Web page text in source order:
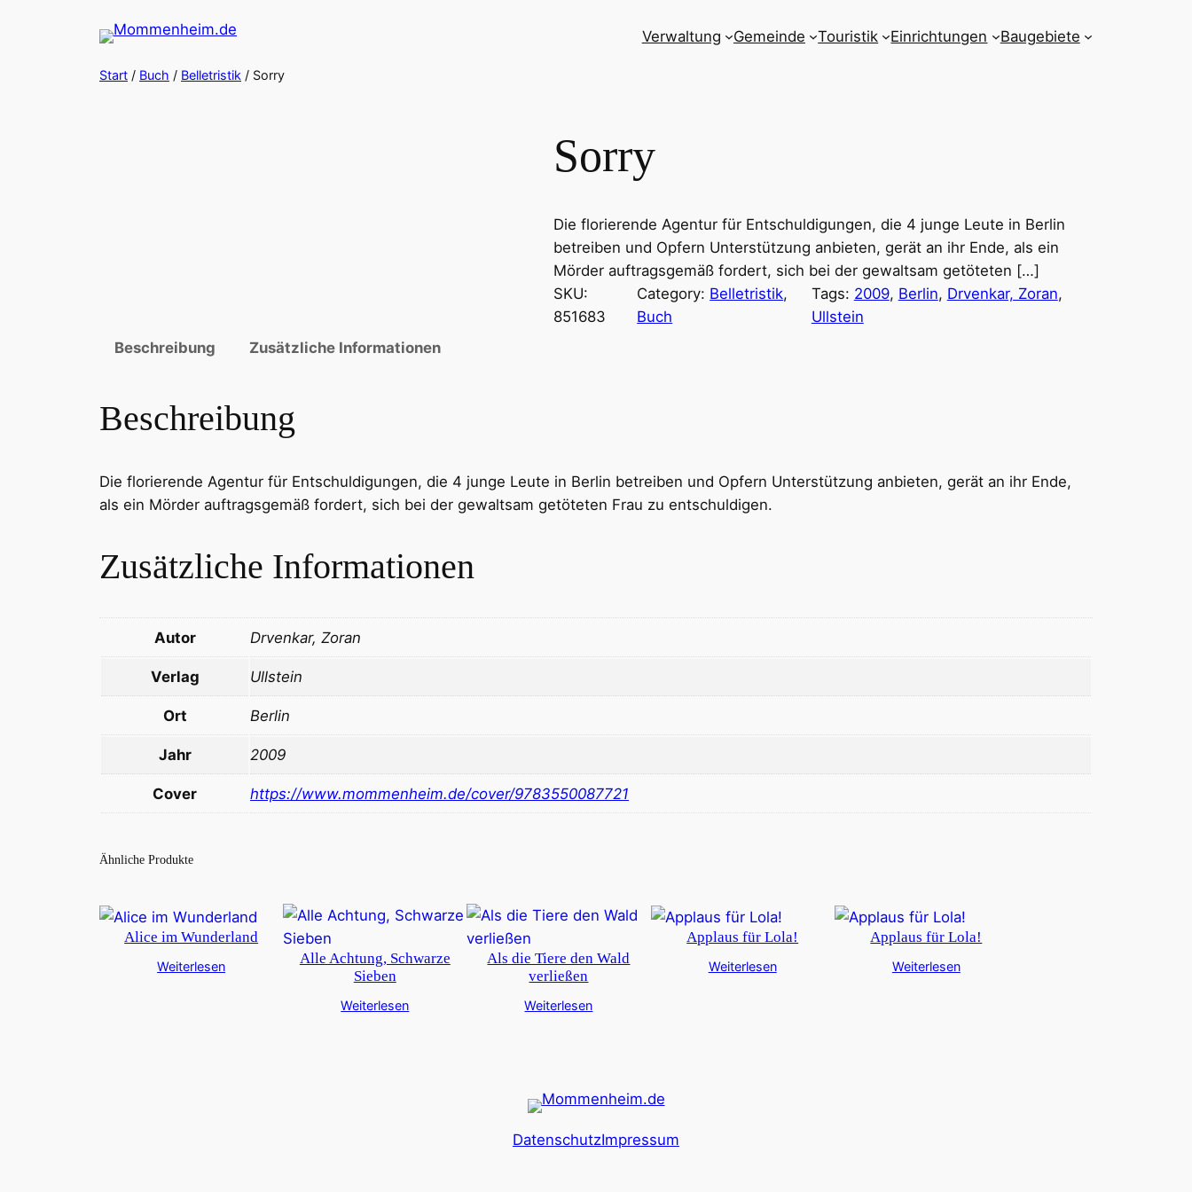
Verwaltung Gemeinde Touristik Einrichtungen Baugebiete
Start / Buch / Belletristik / Sorry
Sorry
Die florierende Agentur für Entschuldigungen, die 4 junge Leute in Berlin
betreiben und Opfern Unterstützung anbieten, gerät an ihr Ende, als ein
Mörder auftragsgemäß fordert, sich bei der gewaltsam getöteten […]
SKU:
851683
Category: Belletristik
Buch
Tags: 2009, Berlin, Drvenkar, Zoran
Ullstein
Beschreibung
Zusätzliche Informationen
Beschreibung
Die florierende Agentur für Entschuldigungen, die 4 junge Leute in Berlin betreiben und Opfern Unterstützung anbieten, gerät an ihr Ende,
als ein Mörder auftragsgemäß fordert, sich bei der gewaltsam getöteten Frau zu entschuldigen.
Zusätzliche Informationen
Autor Drvenkar, Zoran
Verlag Ullstein
Ort Berlin
Jahr 2009
Cover https://www.mommenheim.de/cover/9783550087721
Ähnliche Produkte
Alice im Wunderland
Weiterlesen
Alle Achtung, Schwarze
Sieben
Weiterlesen
Als die Tiere den Wald
verließen
Weiterlesen
Applaus für Lola!
Weiterlesen
Applaus für Lola!
Weiterlesen
DatenschutzImpressum